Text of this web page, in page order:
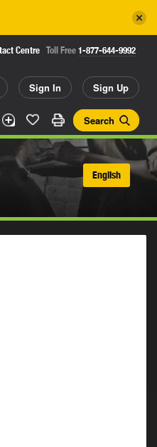
Centre Toll Free 1-877-644-9992
Sign In Sign Up
Search
English